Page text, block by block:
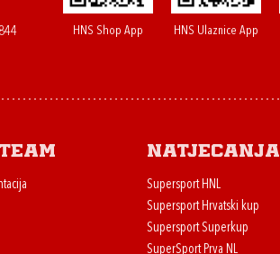
HNS Shop App HNS Ulaznice App
Natjecanja
Supersport HNL
Supersport Hrvatski kup
Supersport Superkup
SuperSport Prva NL